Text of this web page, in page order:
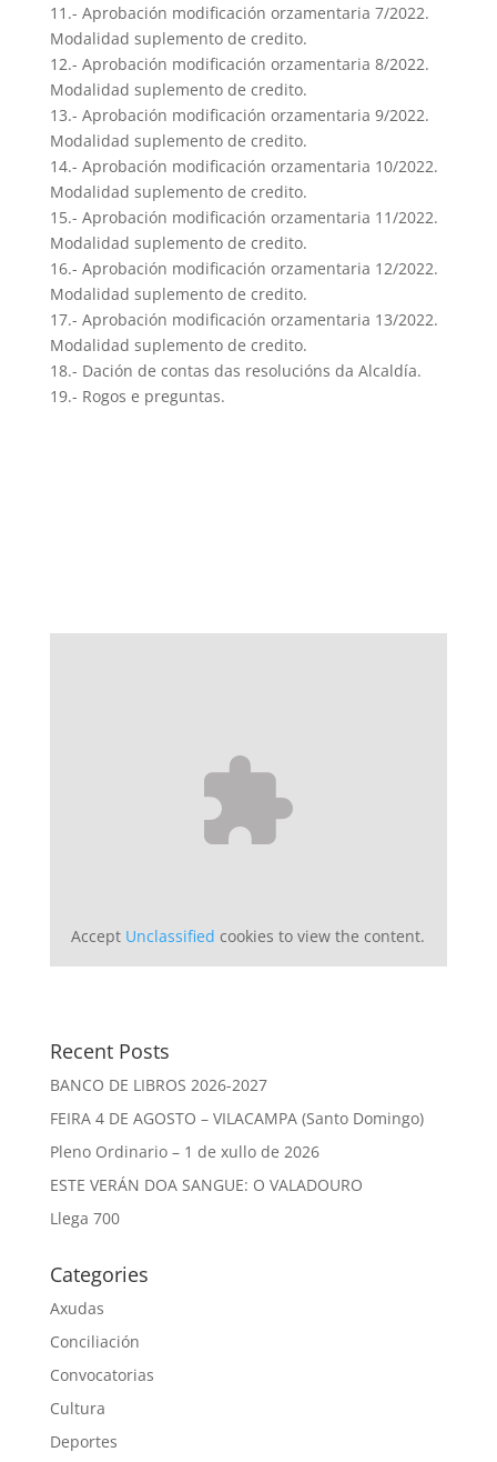
11.- Aprobación modificación orzamentaria 7/2022.
Modalidad suplemento de credito.
12.- Aprobación modificación orzamentaria 8/2022.
Modalidad suplemento de credito.
13.- Aprobación modificación orzamentaria 9/2022.
Modalidad suplemento de credito.
14.- Aprobación modificación orzamentaria 10/2022.
Modalidad suplemento de credito.
15.- Aprobación modificación orzamentaria 11/2022.
Modalidad suplemento de credito.
16.- Aprobación modificación orzamentaria 12/2022.
Modalidad suplemento de credito.
17.- Aprobación modificación orzamentaria 13/2022.
Modalidad suplemento de credito.
18.- Dación de contas das resolucións da Alcaldía.
19.- Rogos e preguntas.
Accept Unclassified cookies to view the content.
Recent Posts
BANCO DE LIBROS 2026-2027
FEIRA 4 DE AGOSTO – VILACAMPA (Santo Domingo)
Pleno Ordinario – 1 de xullo de 2026
ESTE VERÁN DOA SANGUE: O VALADOURO
Llega 700
Categories
Axudas
Conciliación
Convocatorias
Cultura
Deportes